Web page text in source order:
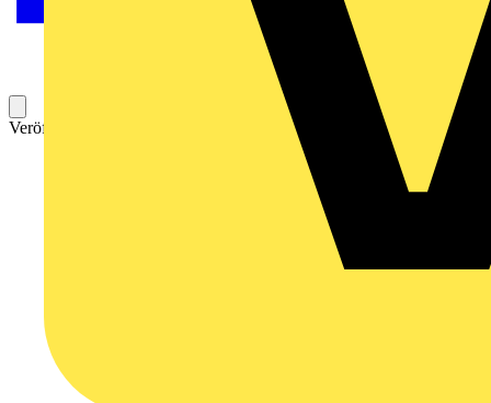
Veröffentlicht: 2. Januar 2024 Kategorie: News